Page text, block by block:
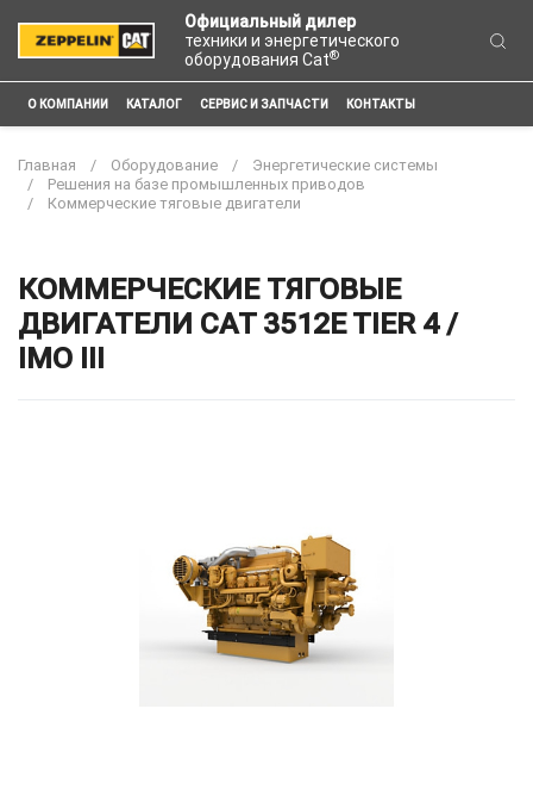
Официальный дилер
техники и энергетического
оборудования Cat®
О КОМПАНИИ КАТАЛОГ СЕРВИС И ЗАПЧАСТИ КОНТАКТЫ
Главная Оборудование
Энергетические системы
Решения на базе промышленных приводов
Коммерческие тяговые двигатели
КОММЕРЧЕСКИЕ ТЯГОВЫЕ
ДВИГАТЕЛИ CAT 3512E TIER 4 /
IMO III